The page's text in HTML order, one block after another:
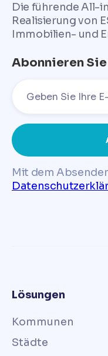
Die führende All-
Realisierung von
Immobilien- und
Abonnieren
Mit dem
Lösungen
Kommunen
Städte